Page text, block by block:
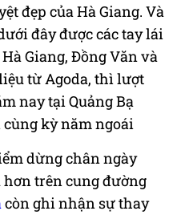
đẹp của Hà Giang. Và
đây được các tay lái
Giang, Đồng Văn và
từ Agoda, thì lượt
nay tại Quảng Bạ
cùng kỳ năm ngoái
dừng chân ngày
trên cung đường
còn ghi nhận sự thay